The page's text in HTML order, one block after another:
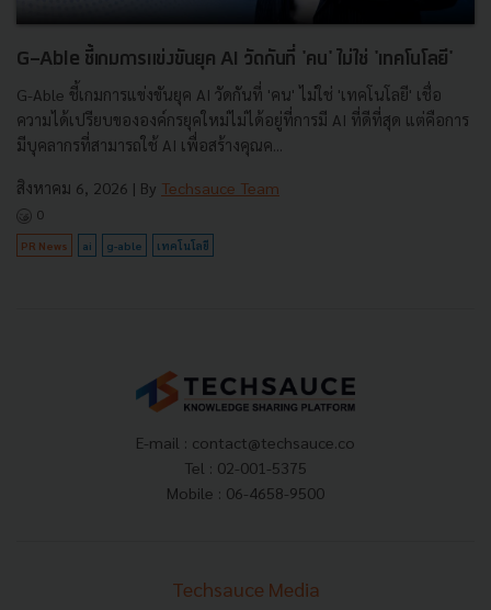
G-Able ชี้เกมการแข่งขันยุค AI วัดกันที่ 'คน' ไม่ใช่ 'เทคโนโลยี'
G-Able ชี้เกมการแข่งขันยุค AI วัดกันที่ 'คน' ไม่ใช่ 'เทคโนโลยี' เชื่อ
ความได้เปรียบขององค์กรยุคใหม่ไม่ได้อยู่ที่การมี AI ที่ดีที่สุด แต่คือการ
มีบุคลากรที่สามารถใช้ AI เพื่อสร้างคุณค...
สิงหาคม 6, 2026 | By Techsauce Team
0
PR News ai g-able เทคโนโลยี
E-mail : contact@techsauce.co
Tel : 02-001-5375
Mobile : 06-4658-9500
Techsauce Media